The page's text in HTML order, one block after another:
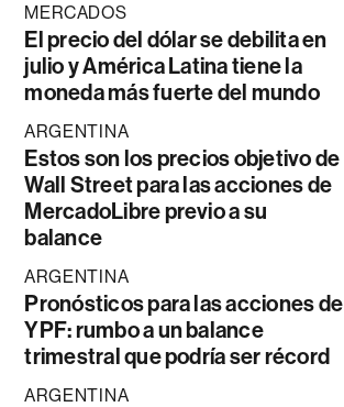
MERCADOS
El precio del dólar se debilita en
julio y América Latina tiene la
moneda más fuerte del mundo
ARGENTINA
Estos son los precios objetivo de
Wall Street para las acciones de
MercadoLibre previo a su
balance
ARGENTINA
Pronósticos para las acciones de
YPF: rumbo a un balance
trimestral que podría ser récord
ARGENTINA